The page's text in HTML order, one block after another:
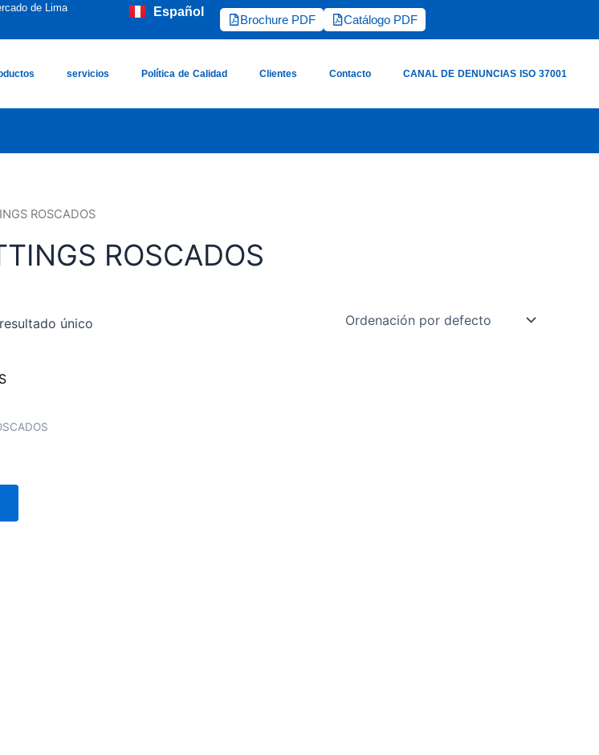
de Lima Español
English Brochure PDF Catálogo PDF
servicios Política de Calidad Clientes Contacto CANAL DE DENUNCIAS ISO 37001
ROSCADOS
ROSCADOS
único